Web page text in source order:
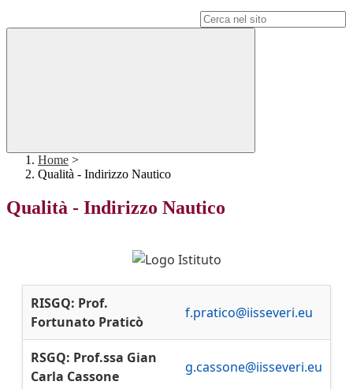
Home >
Qualità - Indirizzo Nautico
Qualità - Indirizzo Nautico
RISGQ: Prof.
Fortunato Praticò
f.pratico@iisseveri.eu
RSGQ: Prof.ssa Gian
Carla Cassone
g.cassone@iisseveri.eu